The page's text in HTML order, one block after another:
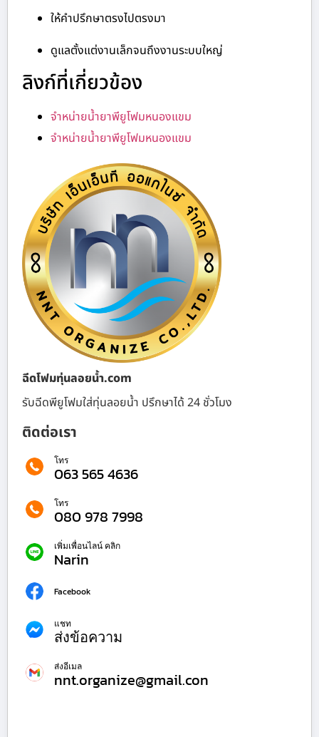
ให้คำปรึกษาตรงไปตรงมา
ดูแลตั้งแต่งานเล็กจนถึงงานระบบใหญ่
ลิงก์ที่เกี่ยวข้อง
จำหน่ายน้ำยาพียูโฟมหนองแขม
จำหน่ายน้ำยาพียูโฟมหนองแขม
ฉีดโฟมทุ่นลอยน้ำ.com
รับฉีดพียูโฟมใส่ทุ่นลอยน้ำ ปรึกษาได้ 24 ชั่วโมง
ติดต่อเรา
โทร
063 565 4636
โทร
080 978 7998
เพิ่มเพื่อนไลน์ คลิก
Narin
Facebook
แชท
ส่งข้อความ
ส่งอีเมล
nnt.organize@gmail.con